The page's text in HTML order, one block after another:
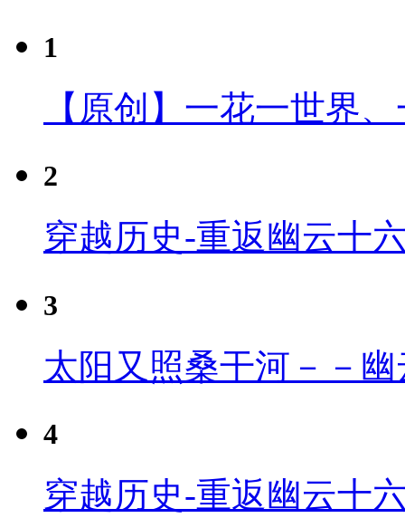
1
【原创】一花一世界
2
穿越历史-重返幽云十
3
太阳又照桑干河－－
4
穿越历史-重返幽云十